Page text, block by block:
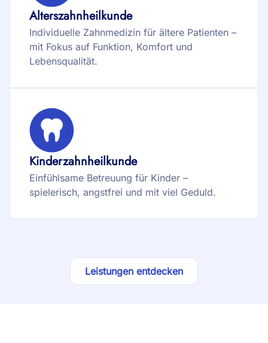
Alterszahnheilkunde
Individuelle Zahnmedizin für ältere Patienten –
mit Fokus auf Funktion, Komfort und
Lebensqualität.
Kinderzahnheilkunde
Einfühlsame Betreuung für Kinder –
spielerisch, angstfrei und mit viel Geduld.
Leistungen entdecken